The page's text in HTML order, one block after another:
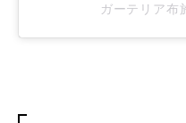
ガーテリア